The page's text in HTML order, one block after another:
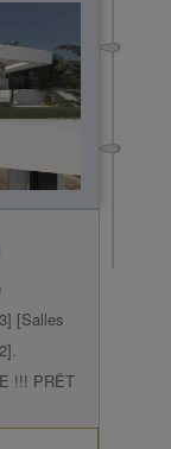
[Salles
!!! PRÊT